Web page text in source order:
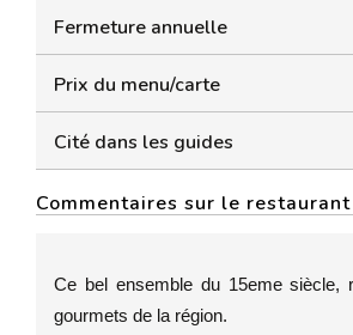
Fermeture annuelle
Prix du menu/carte
Cité dans les guides
Commentaires sur le
Ce bel ensemble du 15eme siècle,
gourmets de la région.